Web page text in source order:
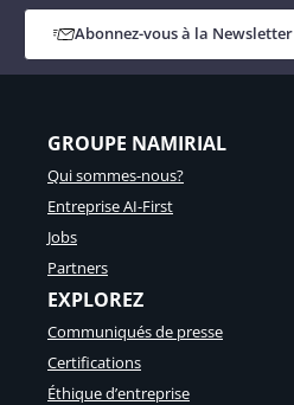
Abonnez-vous à la Newsletter
GROUPE NAMIRIAL
Qui sommes-nous?
Entreprise AI-First
Jobs
Partners
EXPLOREZ
Communiqués de presse
Certifications
Éthique d’entreprise